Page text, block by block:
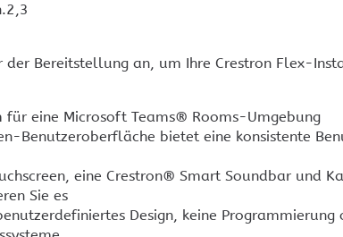
der Bereitstellung an, um Ihre Crestron Flex-
eine Microsoft Teams® Rooms-Umgebung
Benutzeroberfläche bietet eine konsistente
eine Crestron® Smart Soundbar und
Sie es
Design, keine